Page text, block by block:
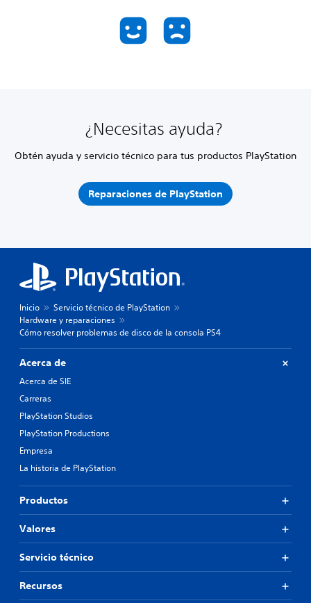
¿Necesitas ayuda?
Obtén ayuda y servicio técnico para tus productos PlayStation
Reparaciones de PlayStation
Inicio
Servicio técnico de PlayStation
Hardware y reparaciones
Cómo resolver problemas de disco de la consola PS4
Acerca de
Acerca de SIE
Carreras
PlayStation Studios
PlayStation Productions
Empresa
La historia de PlayStation
Productos
Valores
Servicio técnico
Recursos